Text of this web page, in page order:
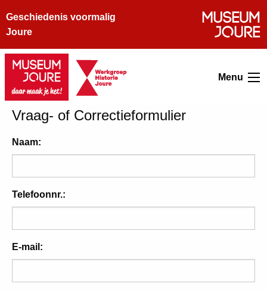
Geschiedenis voormalig
Joure
Menu
Vraag- of Correctieformulier
Naam:
Telefoonnr.:
E-mail: